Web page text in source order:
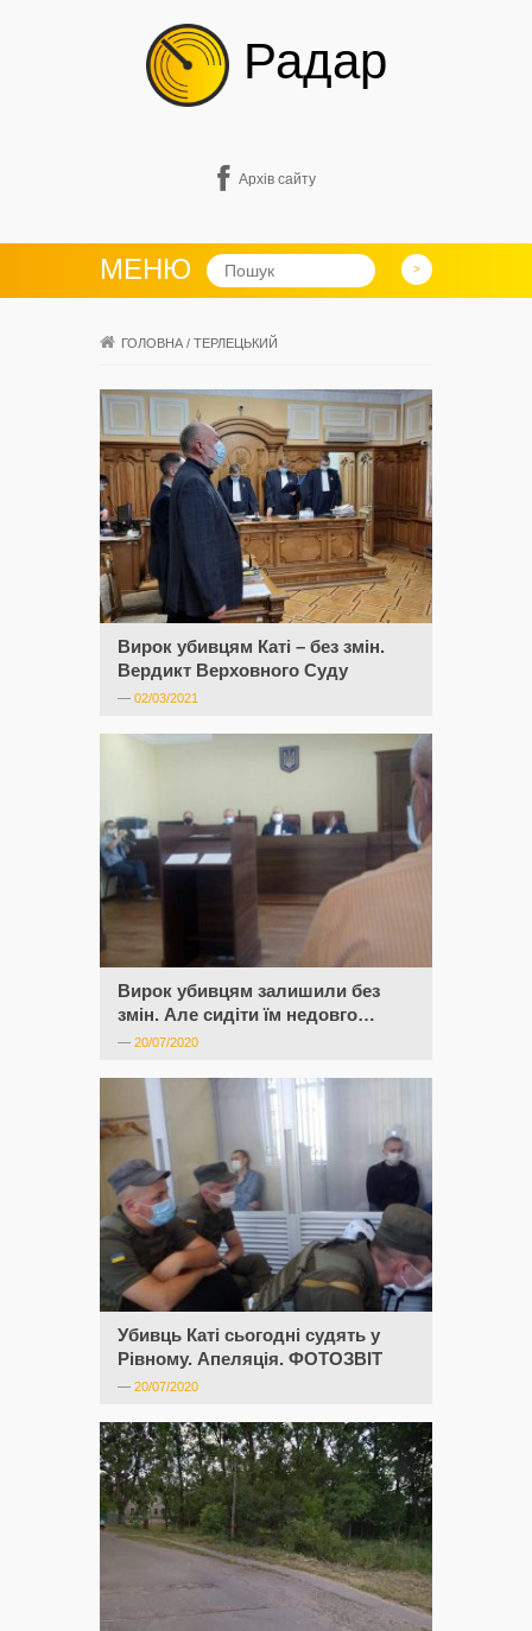
Радар
Архів сайту
МЕНЮ
ГОЛОВНА / ТЕРЛЕЦЬКИЙ
Вирок убивцям Каті – без змін.
Вердикт Верховного Суду
— 02/03/2021
Вирок убивцям залишили без
змін. Але сидіти їм недовго…
— 20/07/2020
Убивць Каті сьогодні судять у
Рівному. Апеляція. ФОТОЗВІТ
— 20/07/2020